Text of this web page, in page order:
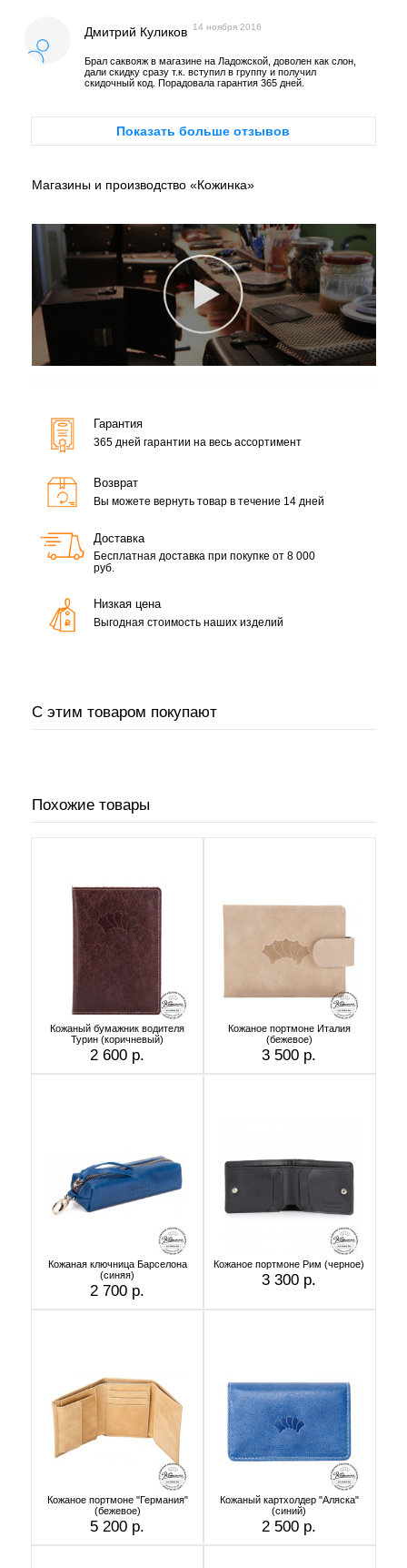
Дмитрий Куликов 14 ноября 2016
Брал саквояж в магазине на Ладожской, доволен как слон,
дали скидку сразу т.к. вступил в группу и получил
скидочный код. Порадовала гарантия 365 дней.
Показать больше отзывов
Магазины и производство «Кожинка»
Гарантия
365 дней гарантии на весь ассортимент
Возврат
Вы можете вернуть товар в течение 14 дней
Доставка
Бесплатная доставка при покупке от 8 000
руб.
Низкая цена
Выгодная стоимость наших изделий
С этим товаром покупают
Похожие товары
Кожаный бумажник водителя
Турин (коричневый)
2 600 р.
Кожаное портмоне Италия
(бежевое)
3 500 р.
Кожаная ключница Барселона
(синяя)
2 700 р.
Кожаное портмоне Рим (черное)
3 300 р.
Кожаное портмоне "Германия"
(бежевое)
5 200 р.
Кожаный картхолдер "Аляска"
(синий)
2 500 р.